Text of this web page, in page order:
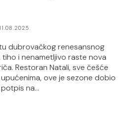
11.08.2025.
dubrovačkog renesansnog
tiho i nenametljivo raste nova
Restoran Natali, sve češće
ove je sezone dobio
na...